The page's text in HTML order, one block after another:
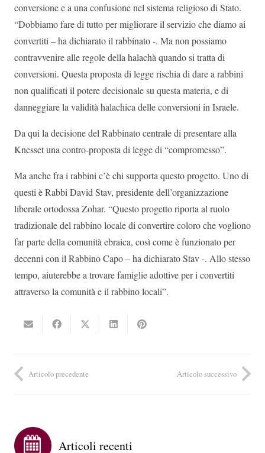
conversione e a una confusione nel sistema religioso di Stato.
“Dobbiamo fare di tutto per migliorare il servizio che diamo ai
convertiti – ha dichiarato il rabbinato -. Ma non possiamo
contravvenire alle regole della halachà quando si tratta di
conversioni. Questa proposta di legge rischia di dare a rabbini
non qualificati il potere decisionale su questa materia, e di
danneggiare la validità halachica delle conversioni in Israele.
Da qui la decisione del Rabbinato centrale di presentare alla
Knesset una contro-proposta di legge di “compromesso”.
Ma anche fra i rabbini c’è chi supporta questo progetto. Uno di
questi è Rabbi David Stav, presidente dell’organizzazione
liberale ortodossa Zohar. “Questo progetto riporta al ruolo
tradizionale del rabbino locale di convertire coloro che vogliono
far parte della comunità ebraica, così come è funzionato per
decenni con il Rabbino Capo – ha dichiarato Stav -. Allo stesso
tempo, aiuterebbe a trovare famiglie adottive per i convertiti
attraverso la comunità e il rabbino locali”.
Articolo precedente Articolo successivo
Articoli recenti